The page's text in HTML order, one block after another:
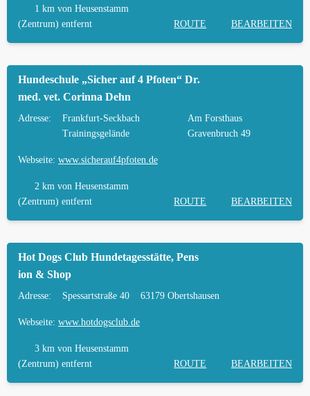
1 km von Heusenstamm
(Zentrum) entfernt
ROUTE BEARBEITEN
Hundeschule „Sicher auf 4 Pfoten“ Dr.
med. vet. Corinna Dehn
Adresse:
Frankfurt-Seckbach
Trainingsgelände
Am Forsthaus
Gravenbruch 49
Webseite: www.sicherauf4pfoten.de
2 km von Heusenstamm
(Zentrum) entfernt
ROUTE BEARBEITEN
Hot Dogs Club Hundetagesstätte, Pens
ion & Shop
Adresse: Spessartstraße 40 63179 Obertshausen
Webseite: www.hotdogsclub.de
3 km von Heusenstamm
(Zentrum) entfernt
ROUTE BEARBEITEN